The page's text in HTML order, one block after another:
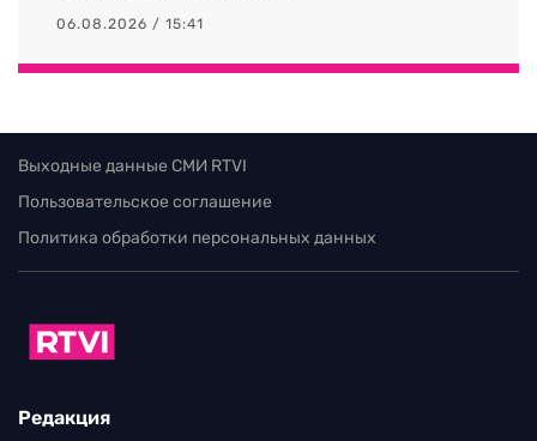
06.08.2026 / 15:41
Выходные данные СМИ RTVI
Пользовательское соглашение
Политика обработки персональных данных
Редакция